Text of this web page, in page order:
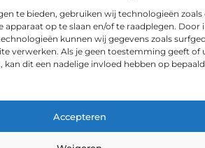
te bieden, gebruiken wij technologieën zoals
op te slaan en/of te raadplegen. Door
kunnen wij gegevens zoals
verwerken. Als je geen toestemming geeft of
dit een nadelige invloed hebben op
Accepteren